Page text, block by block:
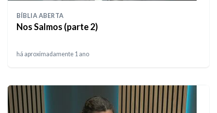
BÍBLIA ABERTA
Nos Salmos (parte 2)
há aproximadamente 1 ano